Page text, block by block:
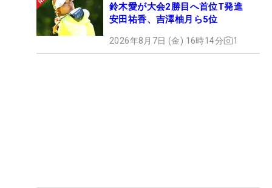
鈴木愛が大会2勝目へ首位T発進
安田祐香、吉澤柚月ら5位
2026年8月7日 (金) 16時14分 1